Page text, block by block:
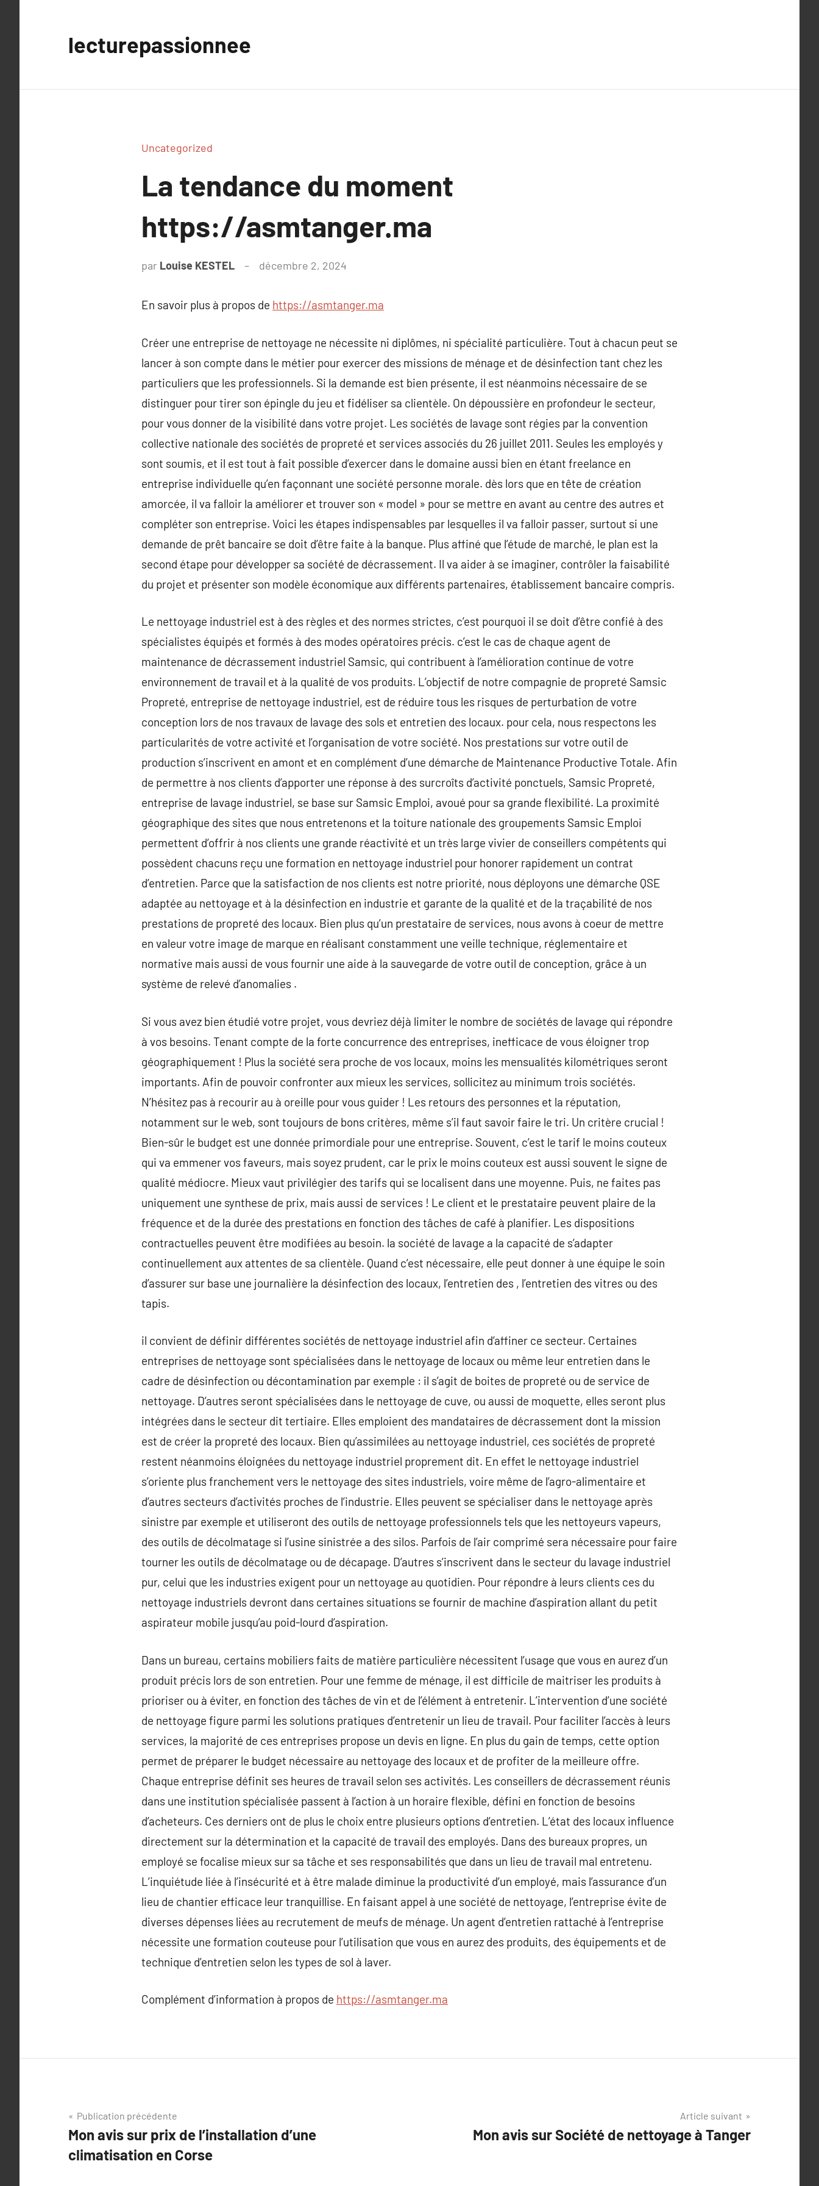
lecturepassionnee
Uncategorized
La tendance du moment
https://asmtanger.ma
par Louise KESTEL décembre 2, 2024
En savoir plus à propos de https://asmtanger.ma
Créer une entreprise de nettoyage ne nécessite ni diplômes, ni spécialité particulière. Tout à chacun peut se
lancer à son compte dans le métier pour exercer des missions de ménage et de désinfection tant chez les
particuliers que les professionnels. Si la demande est bien présente, il est néanmoins nécessaire de se
distinguer pour tirer son épingle du jeu et fidéliser sa clientèle. On dépoussière en profondeur le secteur,
pour vous donner de la visibilité dans votre projet. Les sociétés de lavage sont régies par la convention
collective nationale des sociétés de propreté et services associés du 26 juillet 2011. Seules les employés y
sont soumis, et il est tout à fait possible d’exercer dans le domaine aussi bien en étant freelance en
entreprise individuelle qu’en façonnant une société personne morale. dès lors que en tête de création
amorcée, il va falloir la améliorer et trouver son « model » pour se mettre en avant au centre des autres et
compléter son entreprise. Voici les étapes indispensables par lesquelles il va falloir passer, surtout si une
demande de prêt bancaire se doit d’être faite à la banque. Plus affiné que l’étude de marché, le plan est la
second étape pour développer sa société de décrassement. Il va aider à se imaginer, contrôler la faisabilité
du projet et présenter son modèle économique aux différents partenaires, établissement bancaire compris.
Le nettoyage industriel est à des règles et des normes strictes, c’est pourquoi il se doit d’être confié à des
spécialistes équipés et formés à des modes opératoires précis. c’est le cas de chaque agent de
maintenance de décrassement industriel Samsic, qui contribuent à l’amélioration continue de votre
environnement de travail et à la qualité de vos produits. L’objectif de notre compagnie de propreté Samsic
Propreté, entreprise de nettoyage industriel, est de réduire tous les risques de perturbation de votre
conception lors de nos travaux de lavage des sols et entretien des locaux. pour cela, nous respectons les
particularités de votre activité et l’organisation de votre société. Nos prestations sur votre outil de
production s’inscrivent en amont et en complément d’une démarche de Maintenance Productive Totale. Afin
de permettre à nos clients d’apporter une réponse à des surcroîts d’activité ponctuels, Samsic Propreté,
entreprise de lavage industriel, se base sur Samsic Emploi, avoué pour sa grande flexibilité. La proximité
géographique des sites que nous entretenons et la toiture nationale des groupements Samsic Emploi
permettent d’offrir à nos clients une grande réactivité et un très large vivier de conseillers compétents qui
possèdent chacuns reçu une formation en nettoyage industriel pour honorer rapidement un contrat
d’entretien. Parce que la satisfaction de nos clients est notre priorité, nous déployons une démarche QSE
adaptée au nettoyage et à la désinfection en industrie et garante de la qualité et de la traçabilité de nos
prestations de propreté des locaux. Bien plus qu’un prestataire de services, nous avons à coeur de mettre
en valeur votre image de marque en réalisant constamment une veille technique, réglementaire et
normative mais aussi de vous fournir une aide à la sauvegarde de votre outil de conception, grâce à un
système de relevé d’anomalies .
Si vous avez bien étudié votre projet, vous devriez déjà limiter le nombre de sociétés de lavage qui répondre
à vos besoins. Tenant compte de la forte concurrence des entreprises, inefficace de vous éloigner trop
géographiquement ! Plus la société sera proche de vos locaux, moins les mensualités kilométriques seront
importants. Afin de pouvoir confronter aux mieux les services, sollicitez au minimum trois sociétés.
N’hésitez pas à recourir au à oreille pour vous guider ! Les retours des personnes et la réputation,
notamment sur le web, sont toujours de bons critères, même s’il faut savoir faire le tri. Un critère crucial !
Bien-sûr le budget est une donnée primordiale pour une entreprise. Souvent, c’est le tarif le moins couteux
qui va emmener vos faveurs, mais soyez prudent, car le prix le moins couteux est aussi souvent le signe de
qualité médiocre. Mieux vaut privilégier des tarifs qui se localisent dans une moyenne. Puis, ne faites pas
uniquement une synthese de prix, mais aussi de services ! Le client et le prestataire peuvent plaire de la
fréquence et de la durée des prestations en fonction des tâches de café à planifier. Les dispositions
contractuelles peuvent être modifiées au besoin. la société de lavage a la capacité de s’adapter
continuellement aux attentes de sa clientèle. Quand c’est nécessaire, elle peut donner à une équipe le soin
d’assurer sur base une journalière la désinfection des locaux, l’entretien des , l’entretien des vitres ou des
tapis.
il convient de définir différentes sociétés de nettoyage industriel afin d’affiner ce secteur. Certaines
entreprises de nettoyage sont spécialisées dans le nettoyage de locaux ou même leur entretien dans le
cadre de désinfection ou décontamination par exemple : il s’agit de boites de propreté ou de service de
nettoyage. D’autres seront spécialisées dans le nettoyage de cuve, ou aussi de moquette, elles seront plus
intégrées dans le secteur dit tertiaire. Elles emploient des mandataires de décrassement dont la mission
est de créer la propreté des locaux. Bien qu’assimilées au nettoyage industriel, ces sociétés de propreté
restent néanmoins éloignées du nettoyage industriel proprement dit. En effet le nettoyage industriel
s’oriente plus franchement vers le nettoyage des sites industriels, voire même de l’agro-alimentaire et
d’autres secteurs d’activités proches de l’industrie. Elles peuvent se spécialiser dans le nettoyage après
sinistre par exemple et utiliseront des outils de nettoyage professionnels tels que les nettoyeurs vapeurs,
des outils de décolmatage si l’usine sinistrée a des silos. Parfois de l’air comprimé sera nécessaire pour faire
tourner les outils de décolmatage ou de décapage. D’autres s’inscrivent dans le secteur du lavage industriel
pur, celui que les industries exigent pour un nettoyage au quotidien. Pour répondre à leurs clients ces du
nettoyage industriels devront dans certaines situations se fournir de machine d’aspiration allant du petit
aspirateur mobile jusqu’au poid-lourd d’aspiration.
Dans un bureau, certains mobiliers faits de matière particulière nécessitent l’usage que vous en aurez d’un
produit précis lors de son entretien. Pour une femme de ménage, il est difficile de maitriser les produits à
prioriser ou à éviter, en fonction des tâches de vin et de l’élément à entretenir. L’intervention d’une société
de nettoyage figure parmi les solutions pratiques d’entretenir un lieu de travail. Pour faciliter l’accès à leurs
services, la majorité de ces entreprises propose un devis en ligne. En plus du gain de temps, cette option
permet de préparer le budget nécessaire au nettoyage des locaux et de profiter de la meilleure offre.
Chaque entreprise définit ses heures de travail selon ses activités. Les conseillers de décrassement réunis
dans une institution spécialisée passent à l’action à un horaire flexible, défini en fonction de besoins
d’acheteurs. Ces derniers ont de plus le choix entre plusieurs options d’entretien. L’état des locaux influence
directement sur la détermination et la capacité de travail des employés. Dans des bureaux propres, un
employé se focalise mieux sur sa tâche et ses responsabilités que dans un lieu de travail mal entretenu.
L’inquiétude liée à l’insécurité et à être malade diminue la productivité d’un employé, mais l’assurance d’un
lieu de chantier efficace leur tranquillise. En faisant appel à une société de nettoyage, l’entreprise évite de
diverses dépenses liées au recrutement de meufs de ménage. Un agent d’entretien rattaché à l’entreprise
nécessite une formation couteuse pour l’utilisation que vous en aurez des produits, des équipements et de
technique d’entretien selon les types de sol à laver.
Complément d’information à propos de https://asmtanger.ma
Navigation
de
l’article
Publication précédente
Mon avis sur prix de l’installation d’une
climatisation en Corse
Article suivant
Mon avis sur Société de nettoyage à Tanger